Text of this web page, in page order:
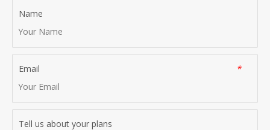
Name
*
Email
Tell us about your plans